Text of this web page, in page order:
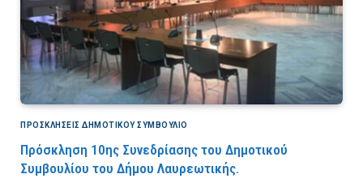
ΠΡΟΣΚΛΉΣΕΙΣ ΔΗΜΟΤΙΚΟΎ ΣΥΜΒΟΎΛΙΟ
Πρόσκληση 10ης Συνεδρίασης του Δημοτικού
Συμβουλίου του Δήμου Λαυρεωτικής.